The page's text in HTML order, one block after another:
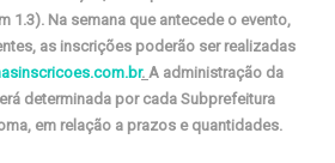
1.3). Na semana que antecede o evento,
as inscrições poderão ser realizadas
. A administração da
determinada por cada Subprefeitura
em relação a prazos e quantidades.